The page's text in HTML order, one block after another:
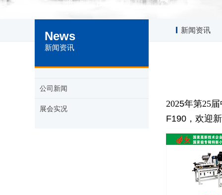
新闻资讯
News
新闻资讯
公司新闻
展会实况 2025年第25
F190 ，欢迎